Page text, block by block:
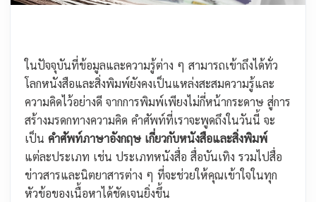
ในปัจจุบันที่ข้อมูลและความรู้ต่าง ๆ สามารถเข้าถึงได้ทั่ว
โลกหนังสือและสิ่งพิมพ์ยังคงเป็นแหล่งสะสมความรู้และ
ความคิดไว้อย่างดี จากการพิมพ์เพียงไม่กี่หน้ากระดาษ สู่การ
สร้างมรดกทางความคิด คำศัพท์ที่เราจะพูดถึงในวันนี้ จะ
เป็น คำศัพท์ภาษาอังกฤษ เกี่ยวกับหนังสือและสิ่งพิมพ์
แต่ละประเภท เช่น ประเภทหนังสื่อ สื่อบันเทิง รวมไปสื่อ
ข่าวสารและนิตยาสารต่าง ๆ ที่จะช่วยให้คุณเข้าใจในทุก
หัวข้อของเนื้อหาได้ชัดเจนยิ่งขึ้น